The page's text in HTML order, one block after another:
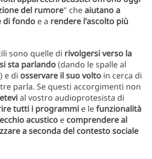
del rumore" cheaiutano a
di fondo e a rendere l'ascolto più
sono quelle di rivolgersi verso la
sta parlando(dando le spalle al
e di osservare il suo volto in cerca di
parla. Se questi accorgimenti non
al vostro audioprotesista di
tutti i programmi e lefunzionalità
acustico e comprendere al
a seconda del contesto sociale